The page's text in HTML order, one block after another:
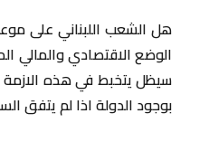
هل الشعب اللبناني على
الوضع الاقتصادي والمالي
سيظل يتخبط في هذه الازمة
بوجود الدولة اذا لم يتفق